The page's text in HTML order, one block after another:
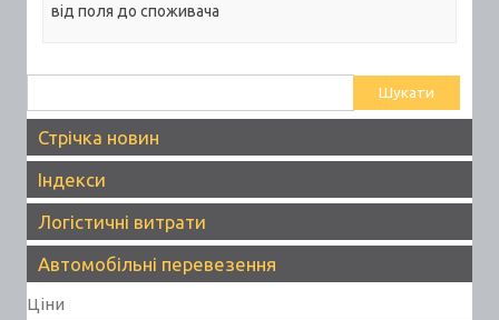
від поля до споживача
Стрічка новин
Індекси
Логістичні витрати
Автомобільні перевезення
Ціни